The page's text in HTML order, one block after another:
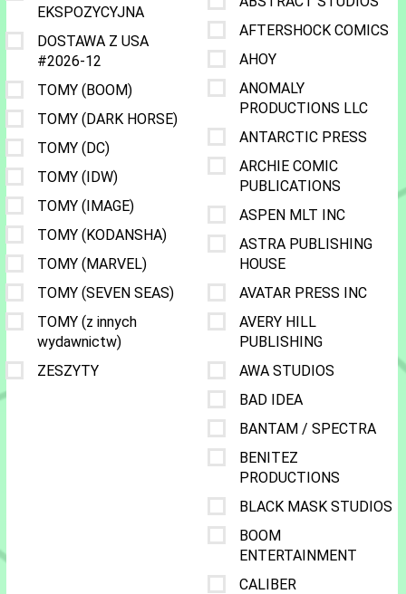
EKSPOZYCYJNA
DOSTAWA Z USA
#2026-12
TOMY (BOOM)
TOMY (DARK HORSE)
TOMY (DC)
TOMY (IDW)
TOMY (IMAGE)
TOMY (KODANSHA)
TOMY (MARVEL)
TOMY (SEVEN SEAS)
TOMY (z innych
wydawnictw)
ZESZYTY
AFTERSHOCK COMICS
AHOY
ANOMALY
PRODUCTIONS LLC
ANTARCTIC PRESS
ARCHIE COMIC
PUBLICATIONS
ASPEN MLT INC
ASTRA PUBLISHING
HOUSE
AVATAR PRESS INC
AVERY HILL
PUBLISHING
AWA STUDIOS
BAD IDEA
BANTAM / SPECTRA
BENITEZ
PRODUCTIONS
BLACK MASK STUDIOS
BOOM
ENTERTAINMENT
CALIBER